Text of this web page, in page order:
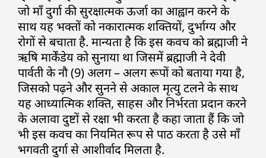
जो माँ दुर्गा की सुरक्षात्मक ऊर्जा का आह्वान करने के
साथ यह भक्तों को नकारात्मक शक्तियों, दुर्भाग्य और
रोगों से बचाता है. मान्यता है कि इस कवच को ब्रह्माजी ने
ऋषि मार्केंडेय को सुनाया था जिसमें ब्रह्माजी ने देवी
पार्वती के नौ (9) अलग – अलग रूपों को बताया गया है,
जिसको पढ़ने और सुनने से अकाल मृत्यु टलने के साथ
यह आध्यात्मिक शक्ति, साहस और निर्भरता प्रदान करने
के अलावा दुष्टों से रक्षा भी करता है कहा जाता हैं कि जो
भी इस कवच का नियमित रूप से पाठ करता है उसे माँ
भगवती दुर्गा से आशीर्वाद मिलता है.